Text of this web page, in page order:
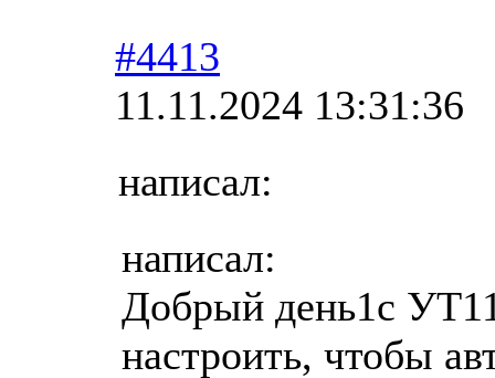
#4413
11.11.2024 13:31:36
написал:
написал:
Добрый день1с
настроить, чтобы